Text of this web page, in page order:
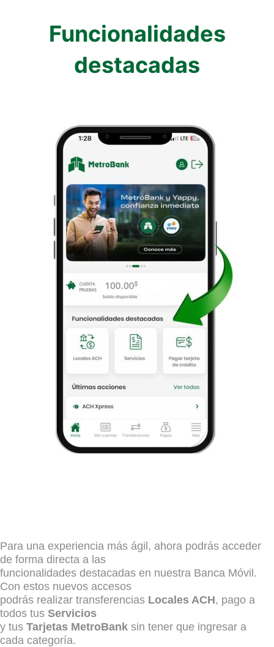
Funcionalidades
destacadas
Para una experiencia más ágil, ahora podrás acceder
de forma directa a las
funcionalidades destacadas en nuestra Banca Móvil.
Con estos nuevos accesos
podrás realizar transferencias Locales ACH, pago a
todos tus Servicios
y tus Tarjetas MetroBank sin tener que ingresar a
cada categoría.